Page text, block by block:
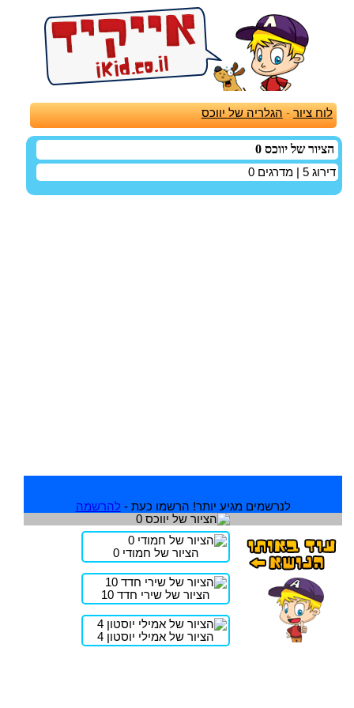
לוח ציור - הגלריה של יווכס
הציור של יווכס 0
דירוג 5 | מדרגים 0
לנרשמים מגיע יותר! הרשמו כעת - להרשמה
הציור של חמודי 0
הציור של שירי חדד 10
הציור של אמילי יוסטון 4